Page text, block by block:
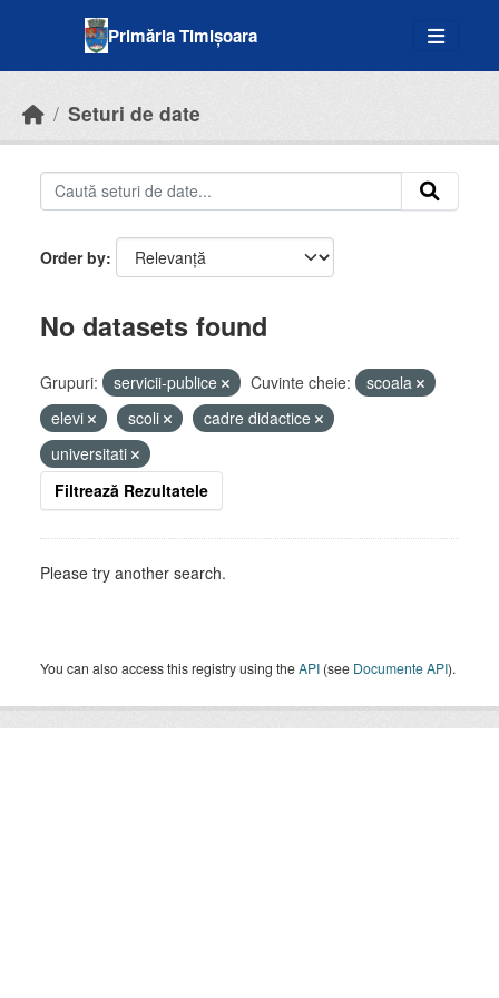
Primăria Timișoara
Seturi de date
Order by
No datasets found
Grupuri: servicii-publice Cuvinte cheie:
scoala
elevi
scoli
cadre didactice
universitati
Filtrează Rezultatele
Please try another search.
You can also access this registry using theAPI (see Documente API).